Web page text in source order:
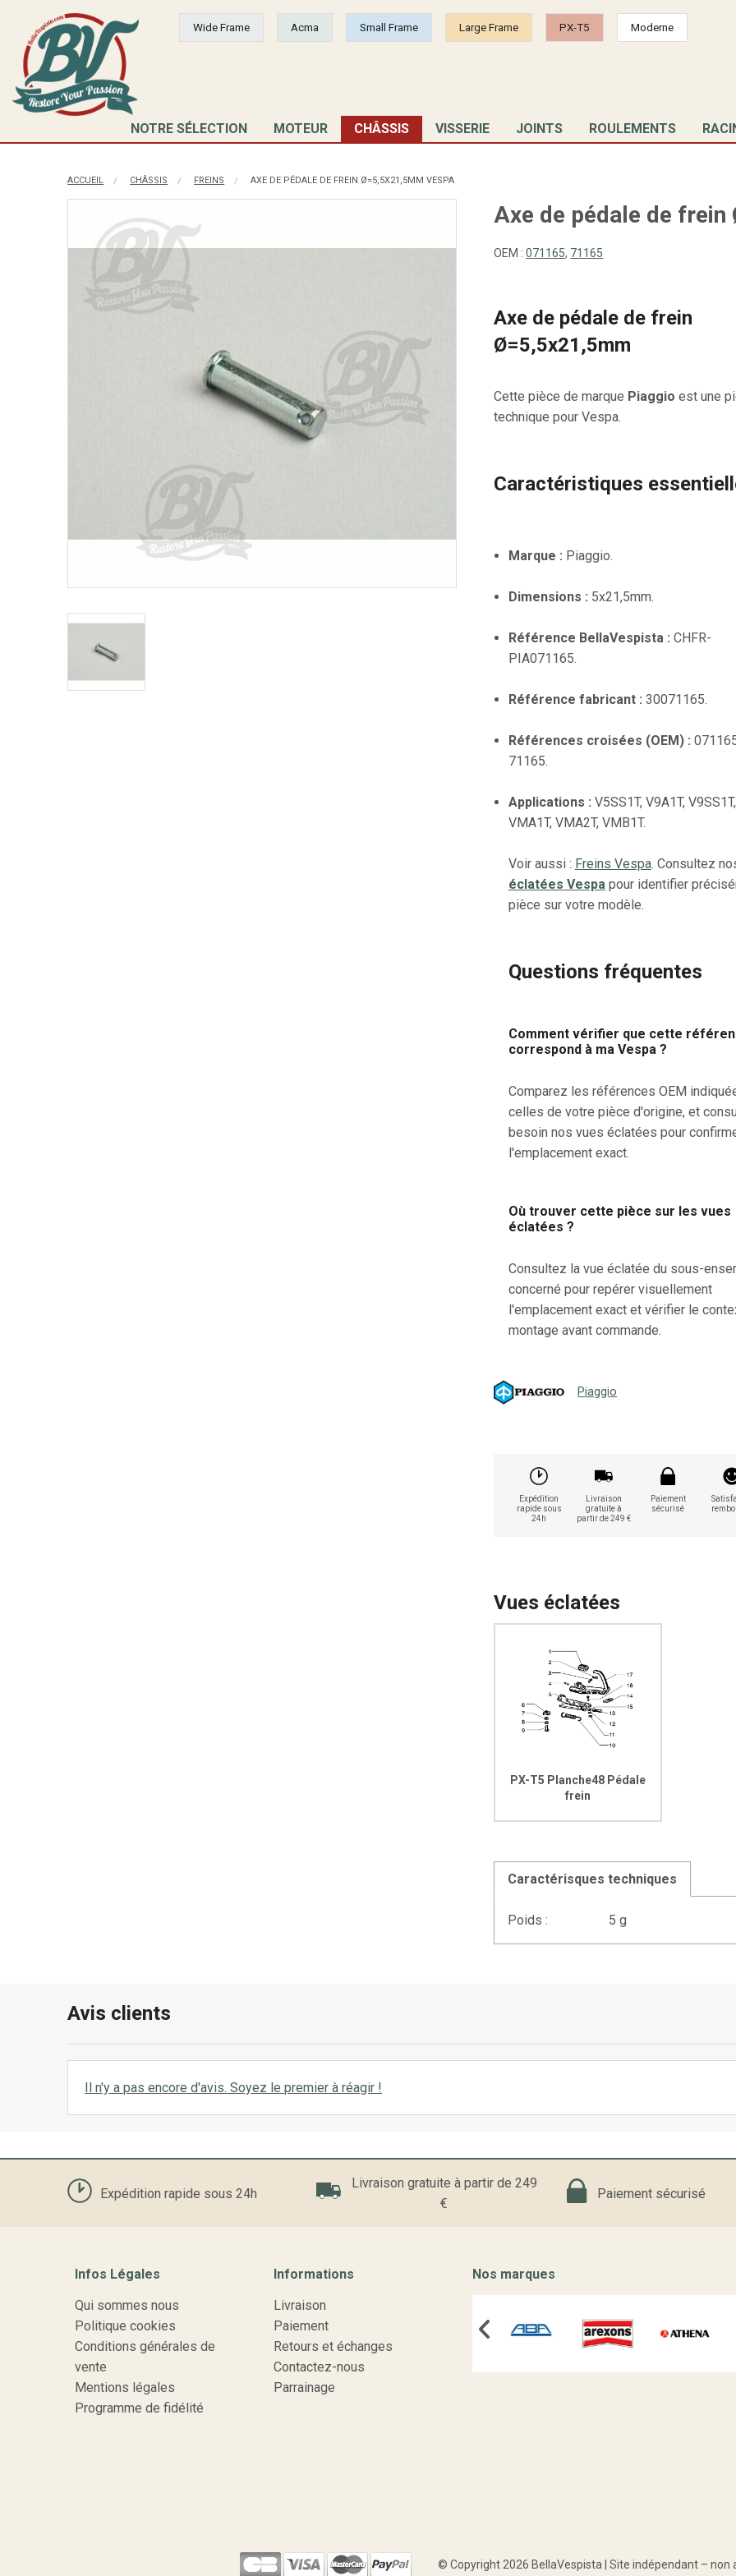
Wide Frame Acma Small Frame Large Frame PX-T5 Moderne
NOTRE SÉLECTION MOTEUR CHÂSSIS VISSERIE JOINTS ROULEMENTS
ACCUEIL CHÂSSIS FREINS AXE DE PÉDALE DE FREIN Ø=5,5X21,5MM VESPA
Axe de pédale de
OEM :071165, 71165
Axe de pédale de frein
Ø=5,5x21,5mm
Cette pièce de marque Piaggio est une
technique pour Vespa.
Caractéristiques
Marque : Piaggio.
Dimensions : 5x21,5mm.
Référence BellaVespista : CHFR-
PIA071165.
Référence fabricant : 30071165.
Références croisées (OEM) :
71165.
Applications : V5SS1T, V9A1T, V9SS1T,
VMA1T, VMA2T, VMB1T.
Voir aussi : Freins Vespa. Consultez
éclatées Vespapour identifier
pièce sur votre modèle.
Questions fréquentes
Comment vérifier que cette
correspond à ma Vespa ?
Comparez les références OEM
celles de votre pièce d'origine, et
besoin nos vues éclatées pour
l'emplacement exact.
Où trouver cette pièce sur les vues
éclatées ?
Consultez la vue éclatée du sous-
concerné pour repérer visuellement
l'emplacement exact et vérifier le
montage avant commande.
Piaggio
Expédition
rapide sous
24h
Livraison
gratuite à
partir de 249 €
Paiement
sécurisé
Vues éclatées
PX-T5 Planche48 Pédale
frein
Caractérisques techniques
Poids : 5 g
Avis clients
Il n'y a pas encore d'avis. Soyez le premier à réagir !
Expédition rapide sous 24h
Livraison gratuite à partir de 249
€
Paiement sécurisé
Infos Légales
Qui sommes nous
Politique cookies
Conditions générales de
vente
Mentions légales
Programme de fidélité
Informations
Livraison
Paiement
Retours et échanges
Contactez-nous
Parrainage
Nos marques
© Copyright 2026 BellaVespista | Site indépendant – non